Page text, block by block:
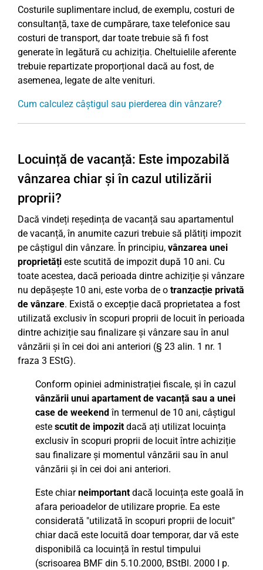
Costurile suplimentare includ, de exemplu, costuri de
consultanță, taxe de cumpărare, taxe telefonice sau
costuri de transport, dar toate trebuie să fi fost
generate în legătură cu achiziția. Cheltuielile aferente
trebuie repartizate proporțional dacă au fost, de
asemenea, legate de alte venituri.
Cum calculez câștigul sau pierderea din vânzare?
Locuință de vacanță: Este impozabilă
vânzarea chiar și în cazul utilizării
proprii?
Dacă vindeți reședința de vacanță sau apartamentul
de vacanță, în anumite cazuri trebuie să plătiți impozit
pe câștigul din vânzare. În principiu, vânzarea unei
proprietăți este scutită de impozit după 10 ani. Cu
toate acestea, dacă perioada dintre achiziție și vânzare
nu depășește 10 ani, este vorba de o tranzacție privată
de vânzare. Există o excepție dacă proprietatea a fost
utilizată exclusiv în scopuri proprii de locuit în perioada
dintre achiziție sau finalizare și vânzare sau în anul
vânzării și în cei doi ani anteriori (§ 23 alin. 1 nr. 1
fraza 3 EStG).
Conform opiniei administrației fiscale, și în cazul
vânzării unui apartament de vacanță sau a unei
case de weekendîn termenul de 10 ani, câștigul
este scutit de impozitdacă ați utilizat locuința
exclusiv în scopuri proprii de locuit între achiziție
sau finalizare și momentul vânzării sau în anul
vânzării și în cei doi ani anteriori.
Este chiarneimportantdacă locuința este goală în
afara perioadelor de utilizare proprie. Ea este
considerată "utilizată în scopuri proprii de locuit"
chiar dacă este locuită doar temporar, dar vă este
disponibilă ca locuință în restul timpului
(scrisoarea BMF din 5.10.2000, BStBl. 2000 I p.